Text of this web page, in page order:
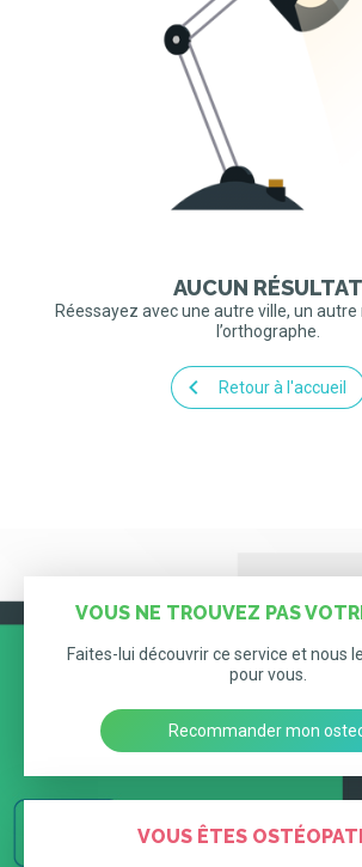
AUCUN RÉSULTAT
Réessayez avec une autre ville, un
l’orthographe.
Retour à l'accueil
VOUS NE TROUVEZ PAS
Faites-lui découvrir ce service et nous
pour vous.
Recommander mon
VOUS ÊTES